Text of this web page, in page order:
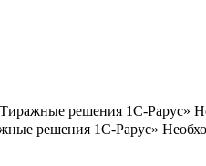
решения 1С-Рарус»
решения 1С-Рарус»